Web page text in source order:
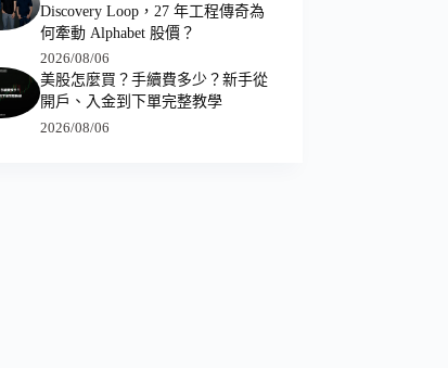
Discovery Loop，27 年工程傳奇為
何牽動 Alphabet 股價？
2026/08/06
美股怎麼買？手續費多少？新手從
開戶、入金到下單完整教學
2026/08/06